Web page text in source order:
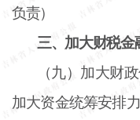
负责）
三、加大财税金
（九）加大财
加大资金统筹安排